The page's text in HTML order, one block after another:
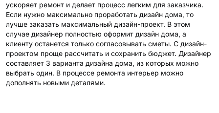
ускоряет ремонт и делает процесс легким для заказчика.
Если нужно максимально проработать дизайн дома, то
лучше заказать максимальный дизайн-проект. В этом
случае дизайнер полностью оформит дизайн дома, а
клиенту останется только согласовывать сметы. С дизайн-
проектом проще рассчитать и сохранить бюджет. Дизайнер
составляет 3 варианта дизайна дома, из которых можно
выбрать один. В процессе ремонта интерьер можно
дополнять новыми деталями.